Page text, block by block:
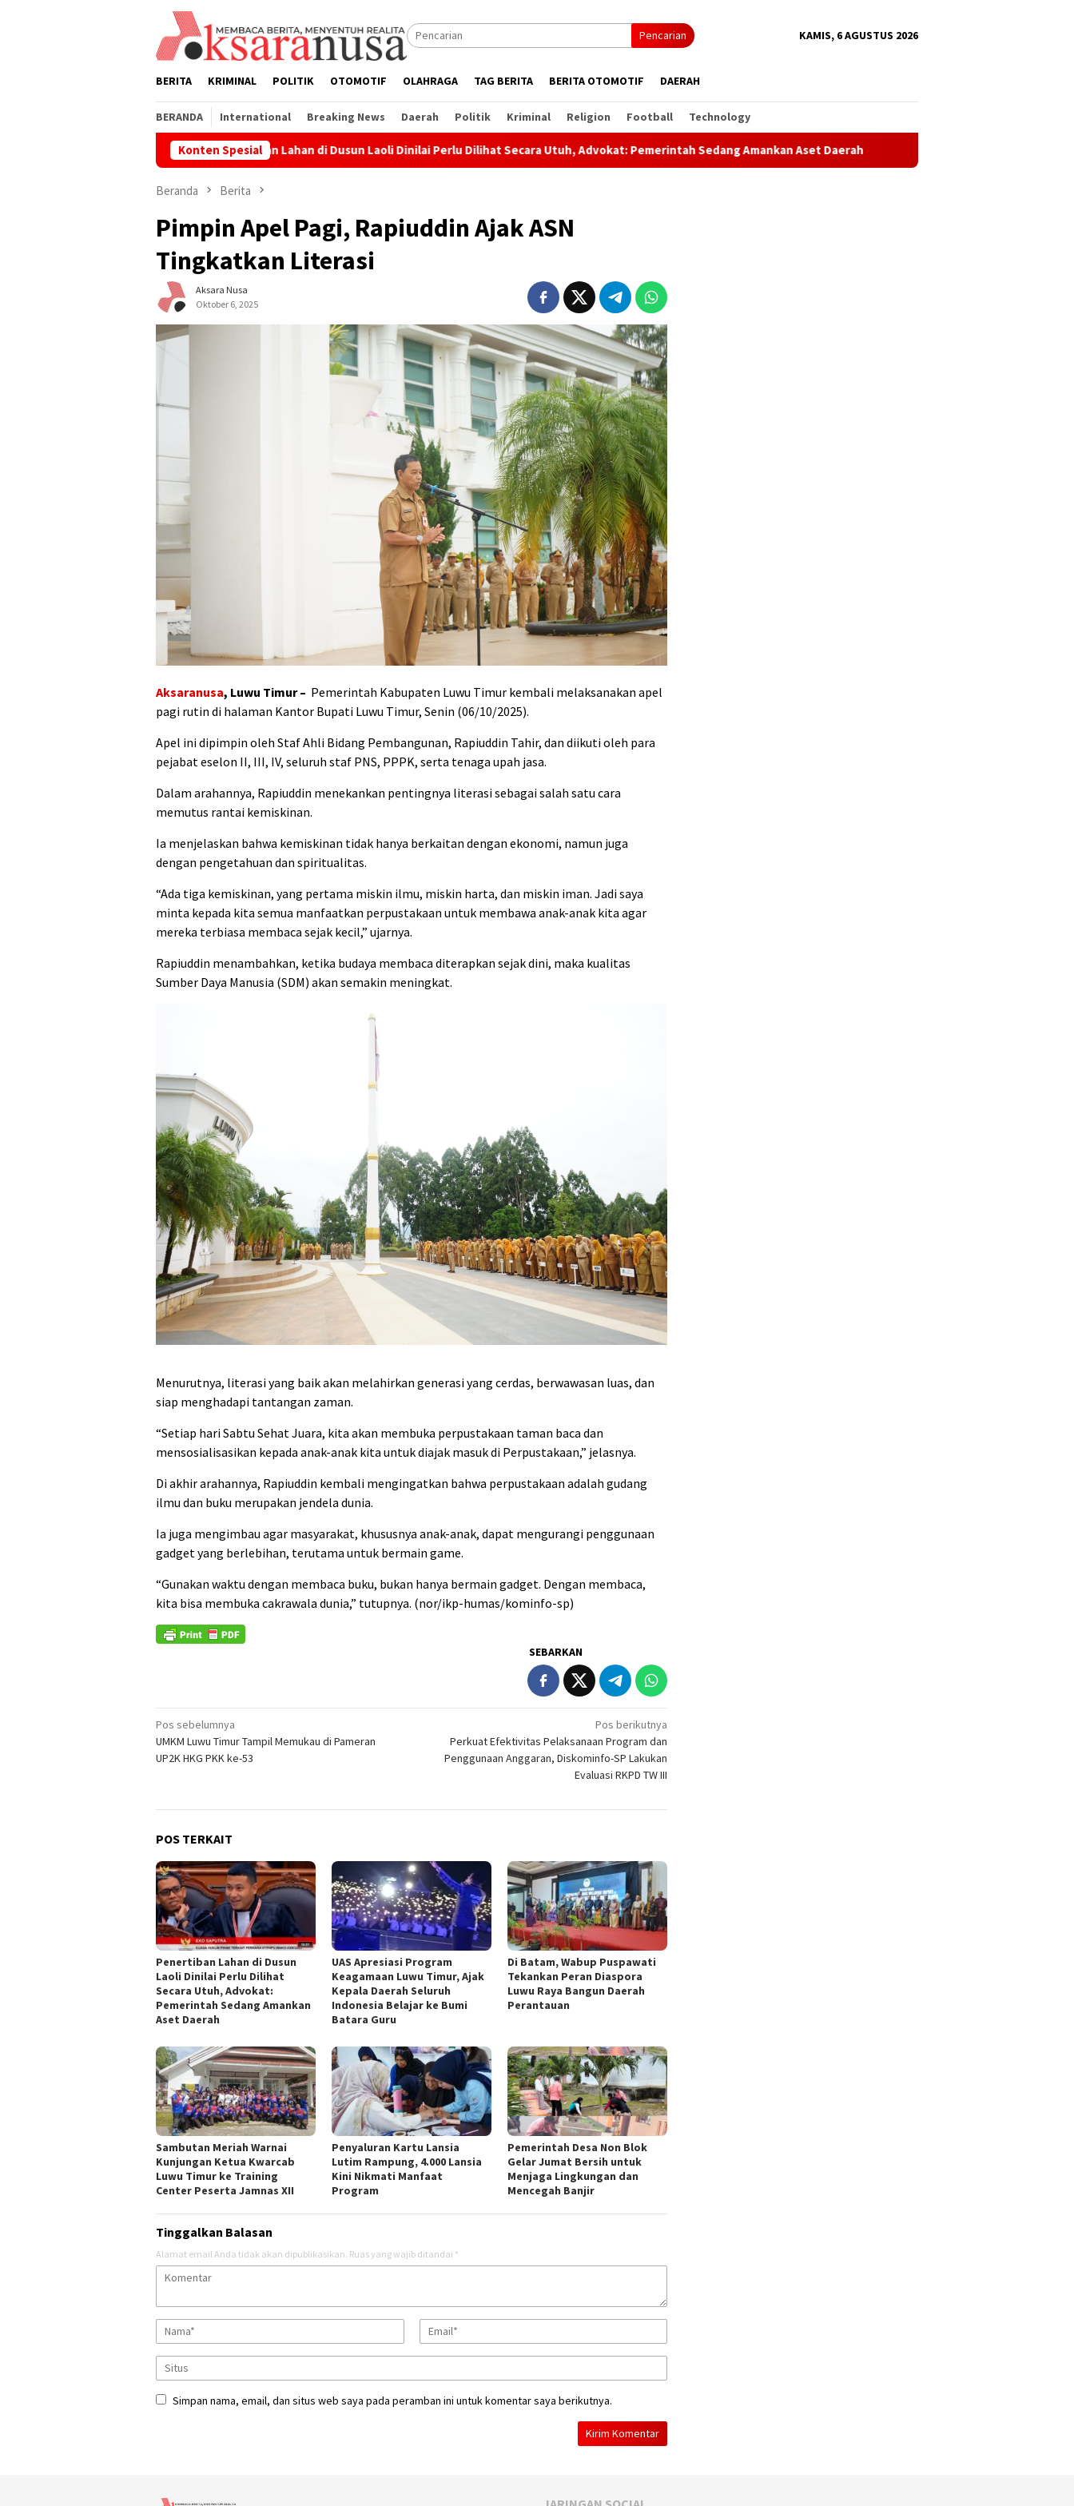
Pencarian KAMIS, 6 AGUSTUS 2026
BERITA KRIMINAL POLITIK OTOMOTIF OLAHRAGA TAG BERITA BERITA OTOMOTIF DAERAH
BERANDA International Breaking News Daerah Politik Kriminal Religion Football Technology
Konten Spesial
Penertiban Lahan di Dusun Laoli Dinilai Perlu Dilihat Secara Utuh, Advokat: Pemerintah Sedang Amankan Aset Daerah UAS Apresiasi Program Keagamaan Luwu
Beranda Berita
Pimpin Apel Pagi, Rapiuddin Ajak ASN
Tingkatkan Literasi
Aksara Nusa
Oktober 6, 2025
Aksaranusa, Luwu Timur – Pemerintah Kabupaten Luwu Timur kembali melaksanakan apel
pagi rutin di halaman Kantor Bupati Luwu Timur, Senin (06/10/2025).
Apel ini dipimpin oleh Staf Ahli Bidang Pembangunan, Rapiuddin Tahir, dan diikuti oleh para
pejabat eselon II, III, IV, seluruh staf PNS, PPPK, serta tenaga upah jasa.
Dalam arahannya, Rapiuddin menekankan pentingnya literasi sebagai salah satu cara
memutus rantai kemiskinan.
Ia menjelaskan bahwa kemiskinan tidak hanya berkaitan dengan ekonomi, namun juga
dengan pengetahuan dan spiritualitas.
“Ada tiga kemiskinan, yang pertama miskin ilmu, miskin harta, dan miskin iman. Jadi saya
minta kepada kita semua manfaatkan perpustakaan untuk membawa anak-anak kita agar
mereka terbiasa membaca sejak kecil,” ujarnya.
Rapiuddin menambahkan, ketika budaya membaca diterapkan sejak dini, maka kualitas
Sumber Daya Manusia (SDM) akan semakin meningkat.
Menurutnya, literasi yang baik akan melahirkan generasi yang cerdas, berwawasan luas, dan
siap menghadapi tantangan zaman.
“Setiap hari Sabtu Sehat Juara, kita akan membuka perpustakaan taman baca dan
mensosialisasikan kepada anak-anak kita untuk diajak masuk di Perpustakaan,” jelasnya.
Di akhir arahannya, Rapiuddin kembali mengingatkan bahwa perpustakaan adalah gudang
ilmu dan buku merupakan jendela dunia.
Ia juga mengimbau agar masyarakat, khususnya anak-anak, dapat mengurangi penggunaan
gadget yang berlebihan, terutama untuk bermain game.
“Gunakan waktu dengan membaca buku, bukan hanya bermain gadget. Dengan membaca,
kita bisa membuka cakrawala dunia,” tutupnya. (nor/ikp-humas/kominfo-sp)
SEBARKAN
Navigasi
pos
Pos sebelumnya
UMKM Luwu Timur Tampil Memukau di Pameran
UP2K HKG PKK ke-53
Pos berikutnya
Perkuat Efektivitas Pelaksanaan Program dan
Penggunaan Anggaran, Diskominfo-SP Lakukan
Evaluasi RKPD TW III
POS TERKAIT
Penertiban Lahan di Dusun
Laoli Dinilai Perlu Dilihat
Secara Utuh, Advokat:
Pemerintah Sedang Amankan
Aset Daerah
UAS Apresiasi Program
Keagamaan Luwu Timur, Ajak
Kepala Daerah Seluruh
Indonesia Belajar ke Bumi
Batara Guru
Di Batam, Wabup Puspawati
Tekankan Peran Diaspora
Luwu Raya Bangun Daerah
Perantauan
Sambutan Meriah Warnai
Kunjungan Ketua Kwarcab
Luwu Timur ke Training
Center Peserta Jamnas XII
Penyaluran Kartu Lansia
Lutim Rampung, 4.000 Lansia
Kini Nikmati Manfaat
Program
Pemerintah Desa Non Blok
Gelar Jumat Bersih untuk
Menjaga Lingkungan dan
Mencegah Banjir
Tinggalkan Balasan
Alamat email Anda tidak akan dipublikasikan. Ruas yang wajib ditandai *
Simpan nama, email, dan situs web saya pada peramban ini untuk komentar saya berikutnya.